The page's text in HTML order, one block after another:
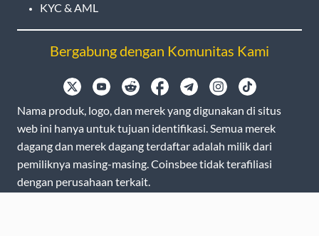
KYC & AML
Bergabung dengan Komunitas Kami
Nama produk, logo, dan merek yang digunakan di situs
web ini hanya untuk tujuan identifikasi. Semua merek
dagang dan merek dagang terdaftar adalah milik dari
pemiliknya masing-masing. Coinsbee tidak terafiliasi
dengan perusahaan terkait.